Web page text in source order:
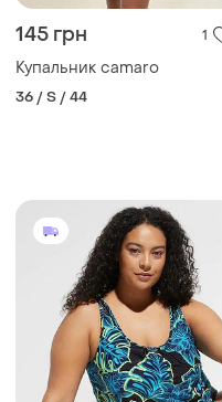
145 грн 1
Купальник camaro
36 / S / 44